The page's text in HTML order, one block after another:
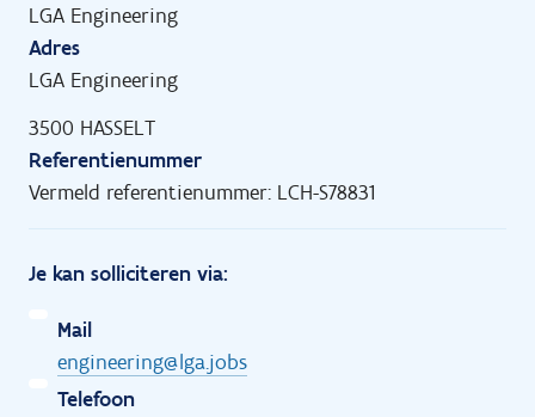
LGA Engineering
Adres
LGA Engineering
3500 HASSELT
Referentienummer
Vermeld referentienummer: LCH-S78831
Je kan solliciteren via:
Mail
engineering@lga.jobs
Telefoon